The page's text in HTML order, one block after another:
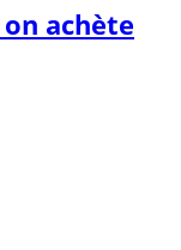
achète